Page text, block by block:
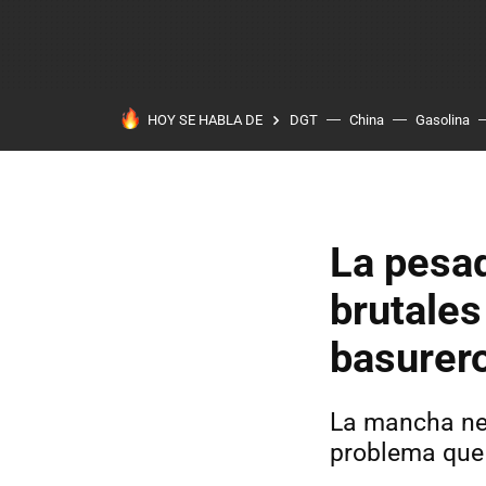
HOY SE HABLA DE DGT China Gasolina
La
La mancha
problema